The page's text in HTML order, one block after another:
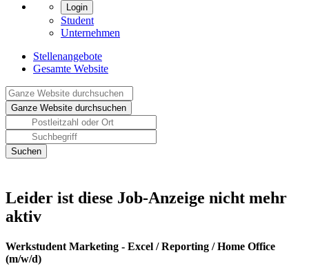
Login
Student
Unternehmen
Stellenangebote
Gesamte Website
Leider ist diese Job-Anzeige nicht mehr
aktiv
Werkstudent Marketing - Excel / Reporting / Home Office
(m/w/d)